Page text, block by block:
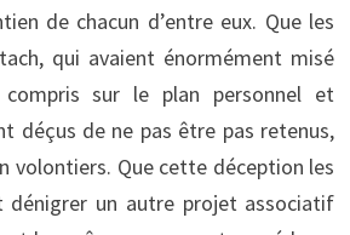
de chacun d’entre eux. Que les
qui avaient énormément misé
sur le plan personnel et
déçus de ne pas être pas retenus,
volontiers. Que cette déception les
dénigrer un autre projet associatif